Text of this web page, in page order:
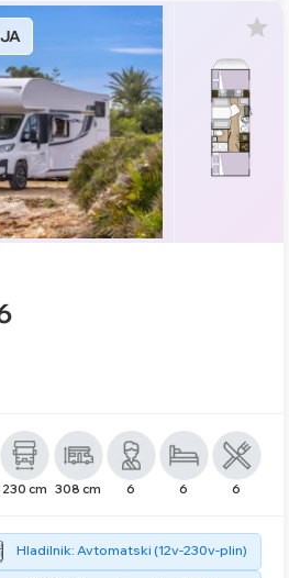
230 cm 308 cm 6 6 6
Hladilnik: Avtomatski (12v-230v-plin)